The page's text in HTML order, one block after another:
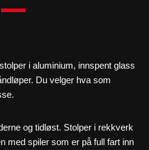
i aluminium, innspent glass
Du velger hva som
og tidløst. Stolper i rekkverk
med spiler som er på full fart inn